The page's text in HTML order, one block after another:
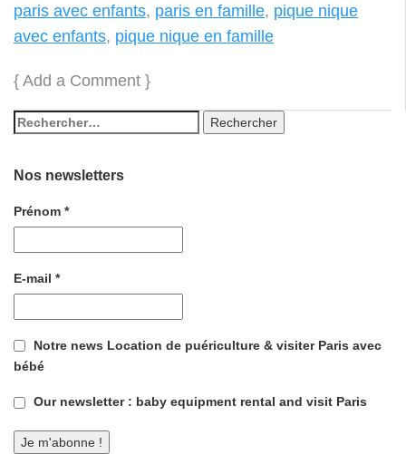
paris avec enfants, paris en famille, pique nique
avec enfants, pique nique en famille
{ Add a Comment }
Nos newsletters
Prénom *
E-mail *
Notre news Location de puériculture & visiter Paris avec
bébé
Our newsletter : baby equipment rental and visit Paris